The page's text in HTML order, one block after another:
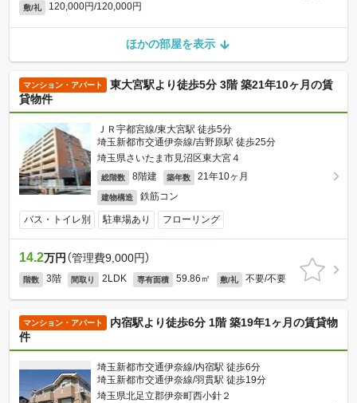
敷/礼 120,000円/120,000円
ほかの部屋を表示
マンション・アパート
東大宮駅より徒歩5分 3階 築21年10ヶ月の賃
貸物件
ＪＲ宇都宮線/東大宮駅 徒歩5分
埼玉新都市交通伊奈線/吉野原駅 徒歩25分
埼玉県さいたま市見沼区東大宮４
総階数 8階建 築年数 21年10ヶ月
建物構造 鉄筋コン
バス・トイレ別 駐車場あり フローリング
14.2万円 （管理費9,000円）
階数 3階 間取り 2LDK 専有面積 59.86㎡ 敷/礼 不要/不要
マンション・アパート
内宿駅より徒歩6分 1階 築19年1ヶ月の賃貸物
件
埼玉新都市交通伊奈線/内宿駅 徒歩6分
埼玉新都市交通伊奈線/羽貫駅 徒歩19分
埼玉県北足立郡伊奈町西小針２